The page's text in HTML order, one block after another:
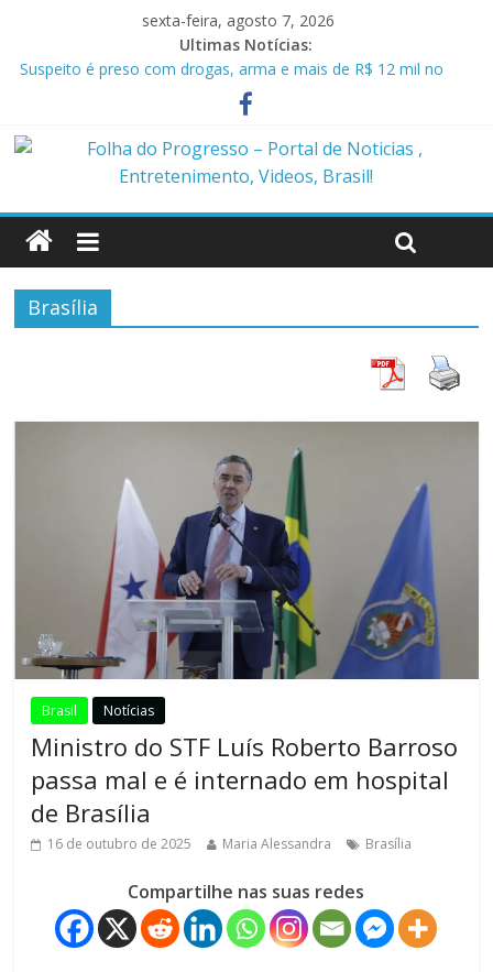
sexta-feira, agosto 7, 2026
Ultimas Notícias:
Suspeito é preso com drogas, arma e mais de R$ 12 mil no
Homem é preso em flagrante por ameaça e descumprimento
de medida protetiva em Benevides PA
Policiais militares são presos suspeitos de envolvimento em
assassinato de casal em Anapu
Polícia Civil prende condenado por estupro de vulnerável em
Marituba
Caçamba cai em rio após ponte ceder em Itaituba
Brasília
Brasil Notícias
Ministro do STF Luís Roberto Barroso
passa mal e é internado em hospital
de Brasília
16 de outubro de 2025 Maria Alessandra Brasília
Compartilhe nas suas redes